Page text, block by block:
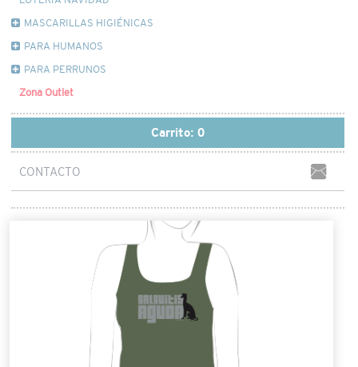
MASCARILLAS HIGIÉNICAS
PARA HUMANOS
PARA PERRUNOS
Zona Outlet
Carrito: 0
CONTACTO